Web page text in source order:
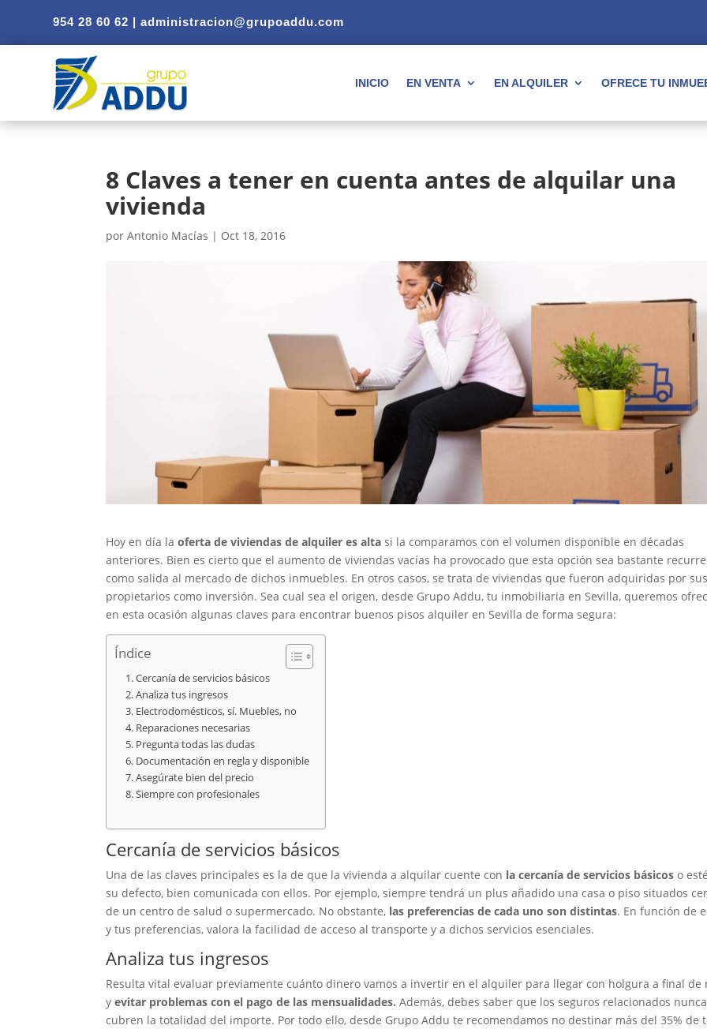
954 28 60 62 |administracion@grupoaddu.com
INICIO EN VENTA EN ALQUILER OFRECE TU
8 Claves a tener en cuenta antes de alquilar una
vivienda
porAntonio Macías | Oct 18, 2016
Hoy en día laoferta de viviendas de alquiler es alta si la comparamos con el volumen disponible en décadas
anteriores. Bien es cierto que el aumento de viviendas vacías ha provocado que esta opción sea bastante
como salida al mercado de dichos inmuebles. En otros casos, se trata de viviendas que fueron adquiridas por sus
propietarios como inversión. Sea cual sea el origen, desde Grupo Addu, tu inmobiliaria en Sevilla, queremos
en esta ocasión algunas claves para encontrar buenos pisos alquiler en Sevilla de forma segura:
Índice
Cercanía de servicios básicos
Analiza tus ingresos
Electrodomésticos, sí. Muebles, no
Reparaciones necesarias
Pregunta todas las dudas
Documentación en regla y disponible
Asegúrate bien del precio
Siempre con profesionales
Cercanía de servicios básicos
Una de las claves principales es la de que la vivienda a alquilar cuente con la cercanía de servicios básicoso
su defecto, bien comunicada con ellos. Por ejemplo, siempre tendrá un plus añadido una casa o piso situados
de un centro de salud o supermercado. No obstante, las preferencias de cada uno son distintas. En función de
y tus preferencias, valora la facilidad de acceso al transporte y a dichos servicios esenciales.
Analiza tus ingresos
Resulta vital evaluar previamente cuánto dinero vamos a invertir en el alquiler para llegar con holgura a final de
yevitar problemas con el pago de las mensualidades. Además, debes saber que los seguros relacionados nunca
cubren la totalidad del importe. Por todo ello, desde Grupo Addu te recomendamos no destinar más del 35% de